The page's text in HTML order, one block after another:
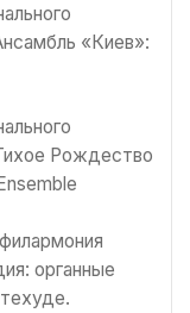
«Киев»:
Рождество
органные